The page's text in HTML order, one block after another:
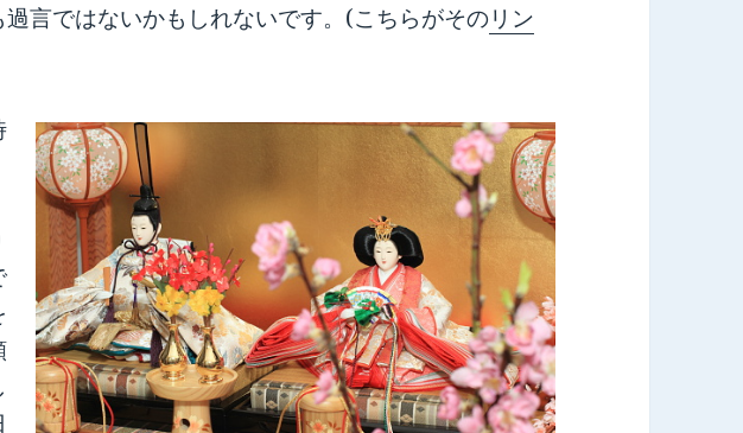
言ではないかもしれないです。(こちらがそのリン